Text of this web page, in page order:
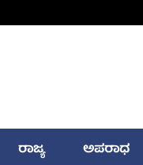
ರಾಜ್ಯ ಅಪರಾಧ